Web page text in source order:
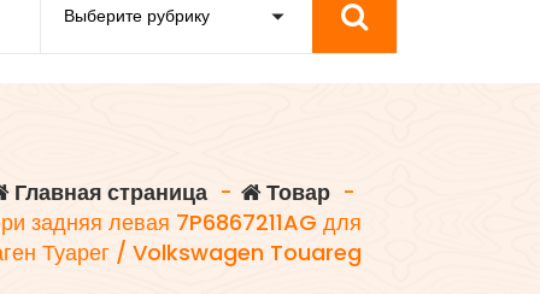
Главная страница - Товар -
задняя левая 7P6867211AG для
Туарег / Volkswagen Touareg